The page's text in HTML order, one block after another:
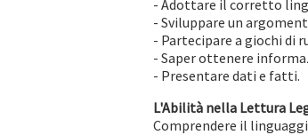
- Adottare il corretto
- Sviluppare un
- Partecipare a giochi di
- Saper ottenere
- Presentare dati e fatti.
L'Abilità nella Lettura
Comprendere il